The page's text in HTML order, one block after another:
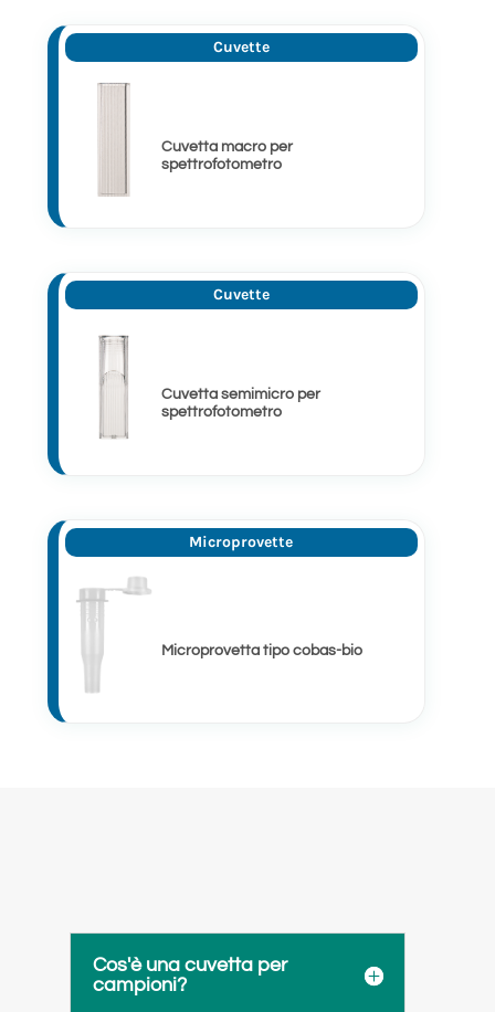
Cuvette
Cuvetta macro per
spettrofotometro
Cuvette
Cuvetta semimicro per
spettrofotometro
Microprovette
Microprovetta tipo cobas-bio
Cos'è una cuvetta per
campioni?